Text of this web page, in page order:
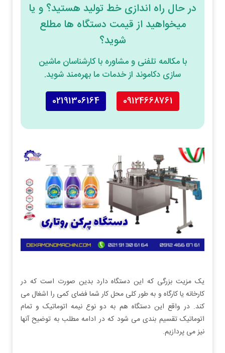
در حال راه اندازی خط تولید هستید؟ و یا
میخواهید از قیمت دستگاه ها مطلع
شوید؟
با مکالمه تلفنی و مشاوره با کارشناسان ماشین
سازی دکاموند از خدمات ما بهره‌مند شوید.
09124668761
02191306164
یک مزیت بزرگی که این دستگاه دارد بدین صورت است که در
کارخانه یا کارگاه و به طور کلی محل کار شما فضای کمی را اشغال می
کند. در واقع این دستگاه هم به دو نوع نیمه اتوماتیک و تمام
اتوماتیک تقسیم بندی می شود که در ادامه مطلب به توضیح آنها
نیز می پردازیم.